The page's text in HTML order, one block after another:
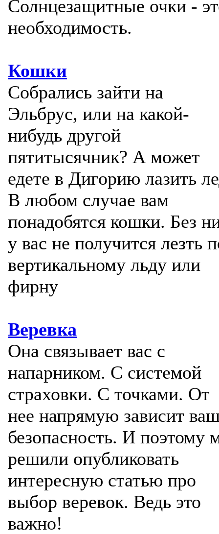
Солнцезащитные очки -
необходимость.
Кошки
Собрались зайти на
Эльбрус, или на какой-
нибудь другой
пятитысячник? А может
едете в Дигорию лазить
В любом случае вам
понадобятся кошки. Без
у вас не получится лезть
вертикальному льду или
фирну
Веревка
Она связывает вас с
напарником. С системой
страховки. С точками. От
нее напрямую зависит
безопасность. И поэтому
решили опубликовать
интересную статью про
выбор веревок. Ведь это
важно!